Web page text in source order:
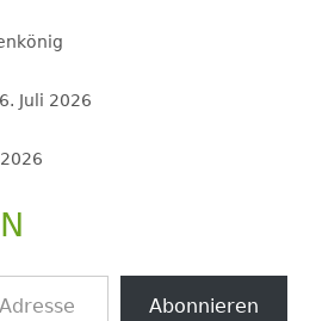
Juli 2026
Abonnieren